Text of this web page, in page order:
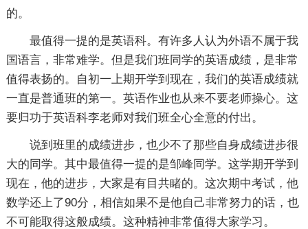
的。
最值得一提的是英语科。有许多人认为外语不属于我
国语言，非常难学。但是我们班同学的英语成绩，是非常
值得表扬的。自初一上期开学到现在，我们的英语成绩就
一直是普通班的第一。英语作业也从来不要老师操心。这
要归功于英语科李老师对我们班全心全意的付出。
说到班里的成绩进步，也少不了那些自身成绩进步很
大的同学。其中最值得一提的是邹峰同学。这学期开学到
现在，他的进步，大家是有目共睹的。这次期中考试，他
数学还上了90分，相信如果不是他自己非常努力的话，也
不可能取得这般成绩。这种精神非常值得大家学习。